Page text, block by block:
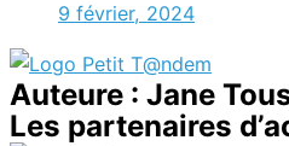
9 février, 2024
Auteure : Jane
Les partenaires